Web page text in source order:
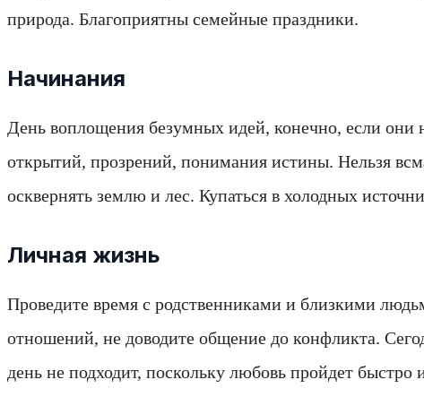
природа. Благоприятны семейные праздники.
Начинания
День воплощения безумных идей, конечно, если они
открытий, прозрений, понимания истины. Нельзя
осквернять землю и лес. Купаться в холодных
Личная жизнь
Проведите время с родственниками и близкими
отношений, не доводите общение до конфликта.
день не подходит, поскольку любовь пройдет быстро